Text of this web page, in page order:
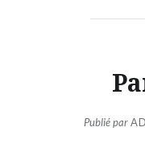
Publié par